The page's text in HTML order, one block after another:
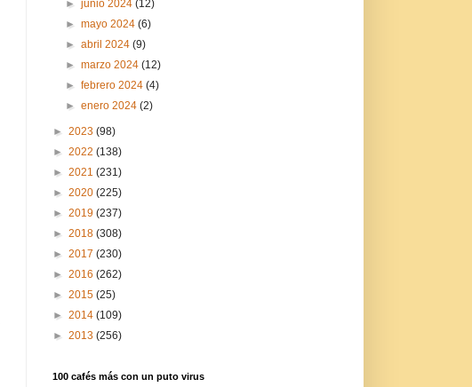
►junio 2024(12)
►mayo 2024(6)
►abril 2024(9)
►marzo 2024(12)
►febrero 2024(4)
►enero 2024(2)
► 2023 (98)
► 2022 (138)
► 2021 (231)
► 2020 (225)
► 2019 (237)
► 2018 (308)
► 2017 (230)
► 2016 (262)
► 2015 (25)
► 2014 (109)
► 2013 (256)
100 cafés más con un puto virus